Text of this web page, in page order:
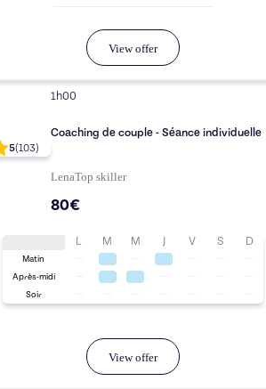
View offer
5(103)
1h00
Coaching de couple - Séance individuelle
LenaTop skiller
80€
L M M J V S D
Matin
Après-midi
Soir
View offer